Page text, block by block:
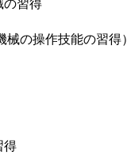
の操作技能の習得）
得